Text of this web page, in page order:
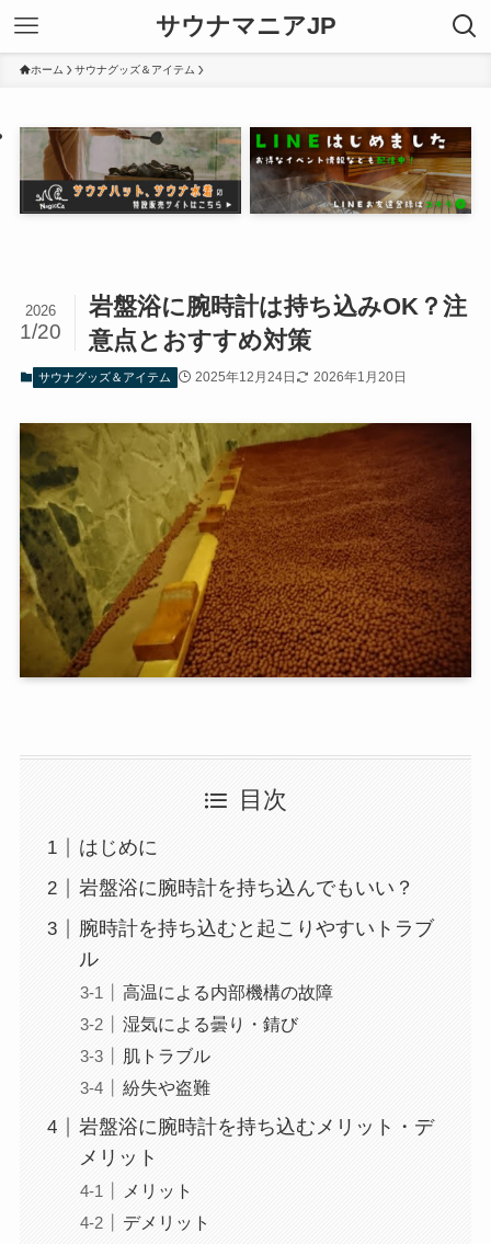
サウナマニアJP
ホーム サウナグッズ＆アイテム
岩盤浴に腕時計は持ち込みOK？注
意点とおすすめ対策
2026
1/20
サウナグッズ＆アイテム 2025年12月24日 2026年1月20日
目次
はじめに
岩盤浴に腕時計を持ち込んでもいい？
腕時計を持ち込むと起こりやすいトラブ
ル
高温による内部機構の故障
湿気による曇り・錆び
肌トラブル
紛失や盗難
岩盤浴に腕時計を持ち込むメリット・デ
メリット
メリット
デメリット